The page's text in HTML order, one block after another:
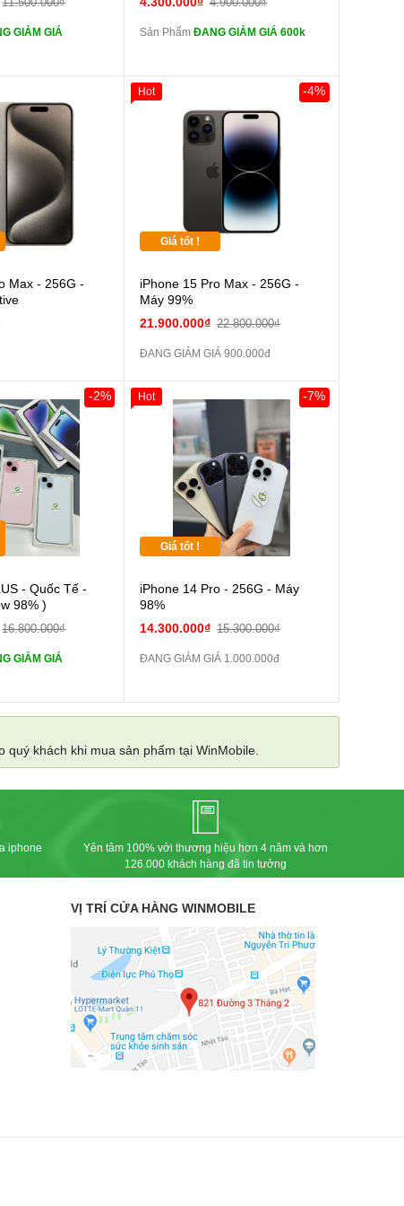
Pin dự phòng và
Khác
GIẢM GIÁ
Pin dự phòng và
các Phụ Kiện Khác
Sản PhẩmĐANG GIẢM GIÁ 600k
Max - 256G -
Giá tốt !
iPhone 15 Pro Max - 256G -
Máy 99%
21.900.000₫ 22.800.000₫
-4%
ĐANG GIẢM GIÁ 900.000đ
Hot
Khách Hàng
Cường lực 10D full
tai nghe iPhone 6S
Pin dự phòng và
- Quốc Tế -
98% )
16.800.000₫
-2%
GIẢM GIÁ
Giá tốt !
iPhone 14 Pro - 256G - Máy
98%
14.300.000₫ 15.300.000₫
-7%
ĐANG GIẢM GIÁ 1.000.000đ
Hot
quý khách khi mua sản phẩm tại WinMobile.
iphone
Yên tâm 100% với thương hiệu hơn 4 năm và hơn
126.000 khách hàng đã tin tưởng
VỊ TRÍ CỬA HÀNG WINMOBILE